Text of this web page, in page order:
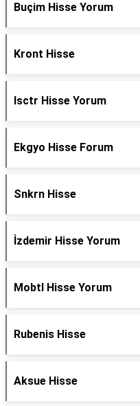
Buçim Hisse Yorum
Kront Hisse
Isctr Hisse Yorum
Ekgyo Hisse Forum
Snkrn Hisse
İzdemir Hisse Yorum
Mobtl Hisse Yorum
Rubenis Hisse
Aksue Hisse